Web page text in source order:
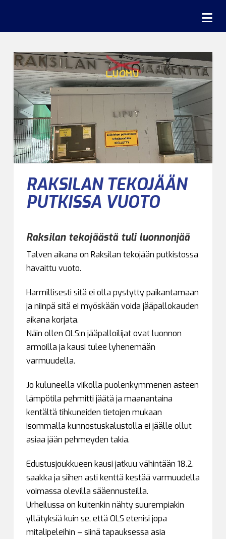
RAKSILAN TEKOJÄÄN
PUTKISSA VUOTO
Raksilan tekojäästä tuli luonnonjää
Talven aikana on Raksilan tekojään putkistossa
havaittu vuoto.
Harmillisesti sitä ei olla pystytty paikantamaan
ja niinpä sitä ei myöskään voida jääpallokauden
aikana korjata.
Näin ollen OLS:n jääpalloilijat ovat luonnon
armoilla ja kausi tulee lyhenemään
varmuudella.
Jo kuluneella viikolla puolenkymmenen asteen
lämpötila pehmitti jäätä ja maanantaina
kentältä tihkuneiden tietojen mukaan
isommalla kunnostuskalustolla ei jäälle ollut
asiaa jään pehmeyden takia.
Edustusjoukkueen kausi jatkuu vähintään 18.2.
saakka ja siihen asti kenttä kestää varmuudella
voimassa olevilla sääennusteilla.
Urheilussa on kuitenkin nähty suurempiakin
yllätyksiä kuin se, että OLS etenisi jopa
mitalipeleihin – siinä tapauksessa asia